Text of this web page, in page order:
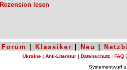
Rezension lesen
Forum Klassiker Neu
Ukraine | Anti-Literatur | Datenschutz | FAQ
Systementwurf